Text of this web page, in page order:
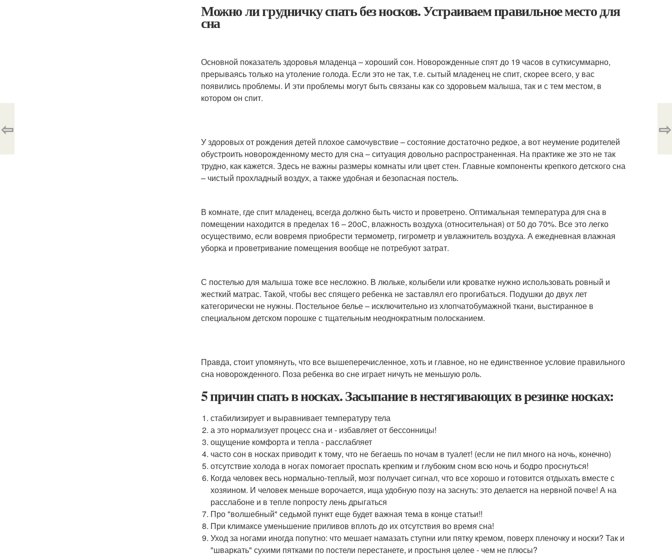
Можно ли грудничку спать без носков. Устраиваем правильное место для
сна
Основной показатель здоровья младенца – хороший сон. Новорожденные спят до 19 часов в суткисуммарно,
прерываясь только на утоление голода. Если это не так, т.е. сытый младенец не спит, скорее всего, у вас
появились проблемы. И эти проблемы могут быть связаны как со здоровьем малыша, так и с тем местом, в
котором он спит.
У здоровых от рождения детей плохое самочувствие – состояние достаточно редкое, а вот неумение родителей
обустроить новорожденному место для сна – ситуация довольно распространенная. На практике же это не так
трудно, как кажется. Здесь не важны размеры комнаты или цвет стен. Главные компоненты крепкого детского сна
– чистый прохладный воздух, а также удобная и безопасная постель.
В комнате, где спит младенец, всегда должно быть чисто и проветрено. Оптимальная температура для сна в
помещении находится в пределах 16 – 20оС, влажность воздуха (относительная) от 50 до 70%. Все это легко
осуществимо, если вовремя приобрести термометр, гигрометр и увлажнитель воздуха. А ежедневная влажная
уборка и проветривание помещения вообще не потребуют затрат.
С постелью для малыша тоже все несложно. В люльке, колыбели или кроватке нужно использовать ровный и
жесткий матрас. Такой, чтобы вес спящего ребенка не заставлял его прогибаться. Подушки до двух лет
категорически не нужны. Постельное белье – исключительно из хлопчатобумажной ткани, выстиранное в
специальном детском порошке с тщательным неоднократным полосканием.
Правда, стоит упомянуть, что все вышеперечисленное, хоть и главное, но не единственное условие правильного
сна новорожденного. Поза ребенка во сне играет ничуть не меньшую роль.
5 причин спать в носках. Засыпание в нестягивающих в резинке носках:
стабилизирует и выравнивает температуру тела
а это нормализует процесс сна и - избавляет от бессонницы!
ощущение комфорта и тепла - расслабляет
часто сон в носках приводит к тому, что не бегаешь по ночам в туалет! (если не пил много на ночь, конечно)
отсутствие холода в ногах помогает проспать крепким и глубоким сном всю ночь и бодро проснуться!
Когда человек весь нормально-теплый, мозг получает сигнал, что все хорошо и готовится отдыхать вместе с
хозяином. И человек меньше ворочается, ища удобную позу на заснуть: это делается на нервной почве! А на
расслабоне и в тепле попросту лень дрыгаться
Про "волшебный" седьмой пункт еще будет важная тема в конце статьи!!
При климаксе уменьшение приливов вплоть до их отсутствия во время сна!
Уход за ногами иногда попутно: что мешает намазать ступни или пятку кремом, поверх пленочку и носки? Так и
"шваркать" сухими пятками по постели перестанете, и простыня целее - чем не плюсы?
⇦ ⇨